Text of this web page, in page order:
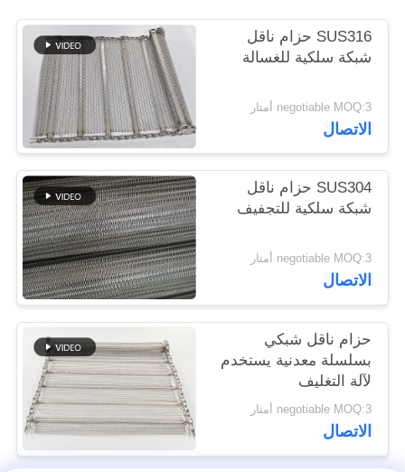
PRIVACY
POLICYSUS316 حزام ناقل
شبكة سلكية للغسالة
negotiable MOQ:3 أمتار
الاتصال
SUS304 حزام ناقل
شبكة سلكية للتجفيف
negotiable MOQ:3 أمتار
الاتصال
حزام ناقل شبكي
بسلسلة معدنية يستخدم
لآلة التغليف
negotiable MOQ:3 أمتار
الاتصال